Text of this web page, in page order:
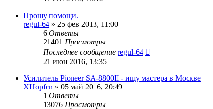
Прошу помощи.
regul-64 » 25 фев 2013, 11:00
6 Ответы
21401 Просмотры
Последнее сообщение regul-64
21 июн 2016, 13:35
Усилитель Pioneer SA-8800II - ищу мастера в Москве
XHopfen » 05 май 2016, 20:49
1 Ответы
13076 Просмотры